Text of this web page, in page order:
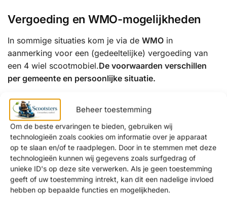
Beheer toestemming
Om de beste ervaringen te bieden, gebruiken wij
technologieën zoals cookies om informatie over je apparaat
op te slaan en/of te raadplegen. Door in te stemmen met deze
technologieën kunnen wij gegevens zoals surfgedrag of
unieke ID's op deze site verwerken. Als je geen toestemming
geeft of uw toestemming intrekt, kan dit een nadelige invloed
hebben op bepaalde functies en mogelijkheden.
Vergoeding en WMO-mogelijkheden
In sommige situaties kom je via de WMO in
aanmerking voor een (gedeeltelijke) vergoeding van
een 4 wiel scootmobiel.De voorwaarden verschillen
per gemeente en persoonlijke situatie.
Wij informeren je graag over:
de mogelijkheden binnen de WMO
een eventuele eigen bijdrage
alternatieven als je aanvraag wordt afgewezen
Waarom kiezen klanten uit Tilburg voor
Scootsters?